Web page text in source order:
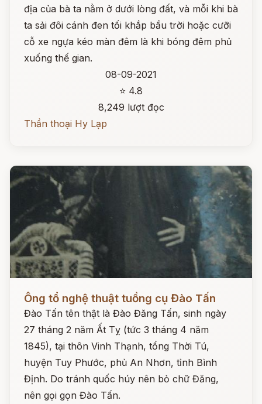
địa của bà ta nằm ở dưới lòng đất, và mỗi khi bà
ta sải đôi cánh đen tối khắp bầu trời hoặc cưỡi
cỗ xe ngựa kéo màn đêm là khi bóng đêm phủ
xuống thế gian.
08-09-2021
⭐ 4.8
8,249 lượt đọc
Thần thoại Hy Lạp
Đọc ngay
Ông tổ nghệ thuật tuồng cụ Đào Tấn
Đào Tấn tên thật là Đào Đăng Tấn, sinh ngày
27 tháng 2 năm Ất Tỵ (tức 3 tháng 4 năm
1845), tại thôn Vinh Thạnh, tổng Thời Tú,
huyện Tuy Phước, phủ An Nhơn, tỉnh Bình
Định. Do tránh quốc húy nên bỏ chữ Đăng,
nên gọi gọn Đào Tấn.